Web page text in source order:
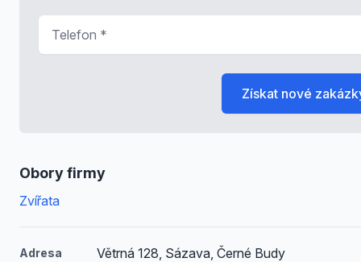
Obory firmy
Zvířata
Adresa Větrná 128, Sázava, Černé Budy
Získat nové